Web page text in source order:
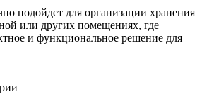
подойдет для организации хранения
или других помещениях, где
и функциональное решение для